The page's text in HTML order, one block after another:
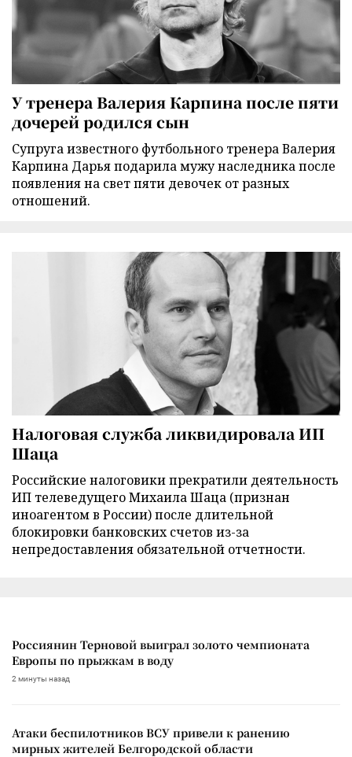
У тренера Валерия Карпина после пяти
дочерей родился сын
Супруга известного футбольного тренера Валерия
Карпина Дарья подарила мужу наследника после
появления на свет пяти девочек от разных
отношений.
Налоговая служба ликвидировала ИП
Шаца
Российские налоговики прекратили деятельность
ИП телеведущего Михаила Шаца (признан
иноагентом в России) после длительной
блокировки банковских счетов из-за
непредоставления обязательной отчетности.
Россиянин Терновой выиграл золото чемпионата
Европы по прыжкам в воду
2 минуты назад
Атаки беспилотников ВСУ привели к ранению
мирных жителей Белгородской области